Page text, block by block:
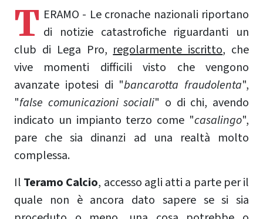
T ERAMO - Le cronache nazionali riportano
di notizie catastrofiche riguardanti un
club di Lega Pro,regolarmente iscritto, che
vive momenti difficili visto che vengono
avanzate ipotesi di "bancarotta fraudolenta",
"false comunicazioni sociali" o di chi, avendo
indicato un impianto terzo come "casalingo",
pare che sia dinanzi ad una realtà molto
complessa.
Il Teramo Calcio, accesso agli atti a parte per il
quale non è ancora dato sapere se si sia